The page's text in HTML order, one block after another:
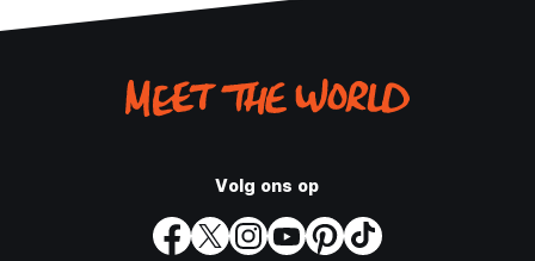
Volg ons op